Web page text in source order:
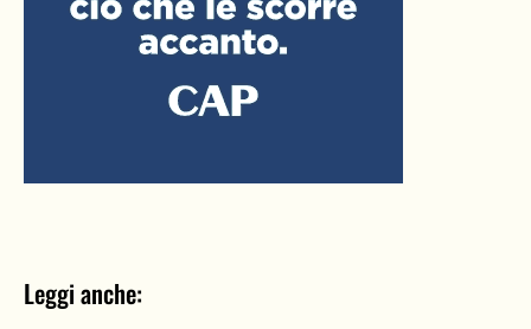
Leggi anche: